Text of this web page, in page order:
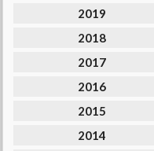
2019
2018
2017
2016
2015
2014